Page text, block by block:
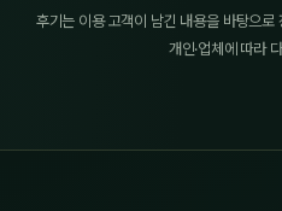
후기는 이용 고객이 남긴 내용을 바탕으
개인·업체에 따라